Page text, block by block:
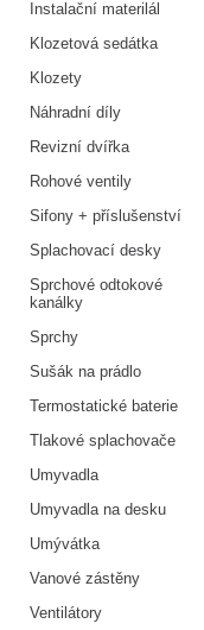
Instalační materilál
Klozetová sedátka
Klozety
Náhradní díly
Revizní dvířka
Rohové ventily
Sifony + příslušenství
Splachovací desky
Sprchové odtokové
kanálky
Sprchy
Sušák na prádlo
Termostatické baterie
Tlakové splachovače
Umyvadla
Umyvadla na desku
Umývátka
Vanové zástěny
Ventilátory